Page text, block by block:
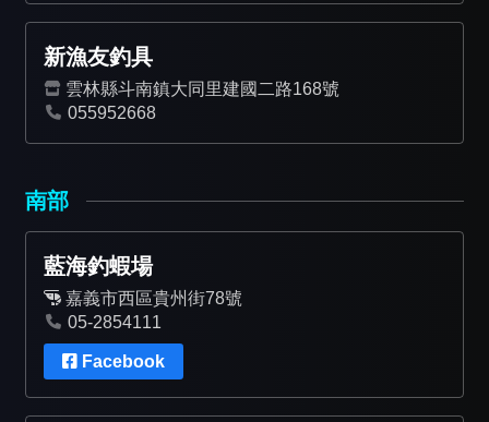
新漁友釣具
雲林縣斗南鎮大同里建國二路168號
055952668
南部
藍海釣蝦場
嘉義市西區貴州街78號
05-2854111
Facebook